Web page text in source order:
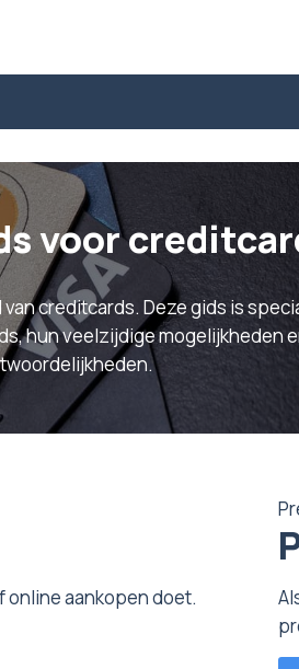
voor
creditcards. Deze gids is
hun veelzijdige mogelijkheden
online aankopen doet.